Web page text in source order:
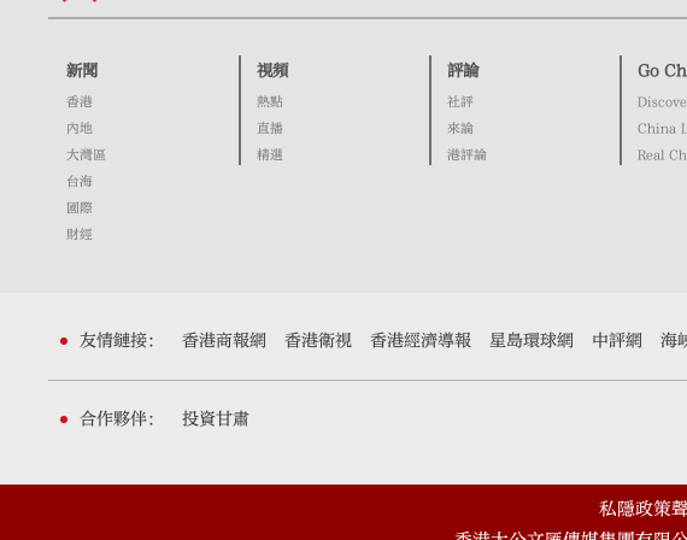
新聞
香港
內地
大灣區
台海
國際
財經
視頻
熱點
直播
精選
評論
社評
來論
港評論
Go
China
Real
友情鏈接： 香港商報網 香港衛視 香港經濟導報 星島環球網 中評網 海
合作夥伴： 投資甘肅
私隱政策